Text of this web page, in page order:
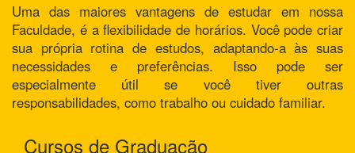
Uma das maiores vantagens de estudar em nossa
Faculdade, é a flexibilidade de horários. Você pode criar
sua própria rotina de estudos, adaptando-a às suas
necessidades e preferências. Isso pode ser
especialmente útil se você tiver outras
responsabilidades, como trabalho ou cuidado familiar.
Cursos de Graduação